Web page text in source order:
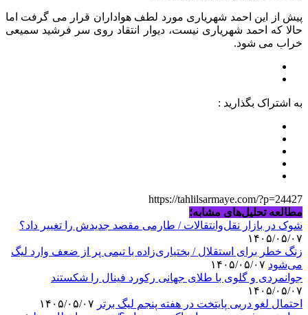
پیش از این احمد شهریاری مورد لطف هواداران قرار می گرفت اما
حالا که احمد شهریاری نیست، دیوار انتقاد روی سر فرشید سمیعی
خراب می شود.
به اشتراک بگذارید :
https://tahlilsarmaye.com/?p=24427
مطالعه تحلیل‌های مشابه؛
شوک در بازار نقل‌وانتقالات / طارمی مقصد جدیدش را تغییر داد؟
۱۴۰۵/۰۵/۰۷
زنگ خطر برای استقلال / بختیاری‌زاده با تیمی پر از ضعف وارد لیگ
می‌شود
جوانمردی و گلوی با طلای جهانی رکورد فینال را شکستند
۱۴۰۵/۰۵/۰۷
احتمال لغو دربی پایتخت در هفته پنجم لیگ برتر